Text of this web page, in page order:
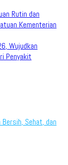
Rutin dan
Kementerian
Wujudkan
Penyakit
Sehat, dan